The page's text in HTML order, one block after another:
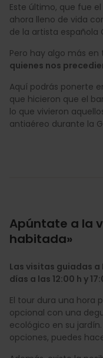
Este último, que fue
ahora lleno de vida
de la artista española
Pero hay algo más en
quienes nos
Aquí podrás ponerte
que hicieron que el
lo que vivieron
antiaéreo durante la
Apúntate a la
habitada»
Las visitas guiadas
días a las 12:00 h y
El tour dura una hora
opcional con una
ecológico en su
opciones, puedes